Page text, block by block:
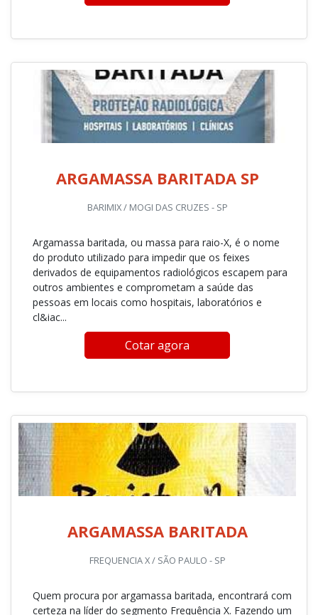
ARGAMASSA BARITADA SP
BARIMIX / MOGI DAS CRUZES - SP
Argamassa baritada, ou massa para raio-X, é o nome
do produto utilizado para impedir que os feixes
derivados de equipamentos radiológicos escapem para
outros ambientes e comprometam a saúde das
pessoas em locais como hospitais, laboratórios e
cl&iac...
Cotar agora
ARGAMASSA BARITADA
FREQUENCIA X / SÃO PAULO - SP
Quem procura por argamassa baritada, encontrará com
certeza na líder do segmento Frequência X. Fazendo um